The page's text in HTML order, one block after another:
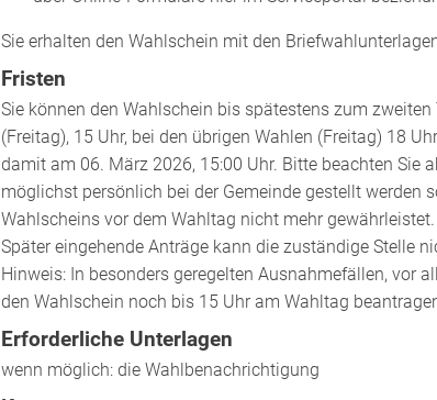
Sie erhalten den Wahlschein mit den
Fristen
Sie können den Wahlschein bis spätestens zum
(Freitag), 15 Uhr, bei den übrigen Wahlen (Freitag) 18
damit am 06. März 2026, 15:00 Uhr. Bitte beachten Sie
möglichst persönlich bei der Gemeinde gestellt werden
Wahlscheins vor dem Wahltag nicht mehr gewährleistet.
Später eingehende Anträge kann die zuständige Stelle
Hinweis: In besonders geregelten Ausnahmefällen, vor
den Wahlschein noch bis 15 Uhr am Wahltag
Erforderliche Unterlagen
wenn möglich: die Wahlbenachrichtigung